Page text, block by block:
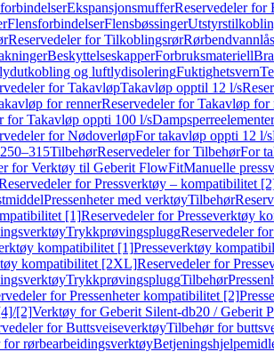
EkspansjonsmufferReservedeler for
FlensforbindelserFlensbøssinger
Reservedeler for Tilkoblingsrør
BeskyttelseskapperForbruksmateriell
og luftlydisoleringFuktighetsvern
for TakavløpTakavløp opptil 12 l/s
for rennerReservedeler for Takavløp for
for Takavløp oppti 100 l/sDampsperreelementer
for NødoverløpFor takavløp oppti 12 l/s
TilbehørReservedeler for TilbehørFor
for Verktøy til Geberit FlowFitManuelle
for Pressverktøy – kompatibilitet
Pressenheter med verktøyTilbehør
[1]Reservedeler for Presseverktøy
TrykkprøvingspluggReservedeler
kompatibilitet [1]Presseverktøy
kompatibilitet [2XL]Reservedeler for
TrykkprøvingspluggTilbehør
for Pressenheter kompatibilitet [2]
[2]Verktøy for Geberit Silent-db20 / Geberit
for ButtsveiseverktøyTilbehør for
rørbearbeidingsverktøy